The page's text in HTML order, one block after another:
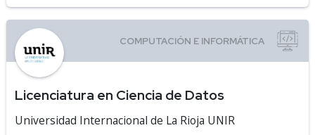
Licenciatura en Ciencia de Datos
Universidad Internacional de La Rioja UNIR